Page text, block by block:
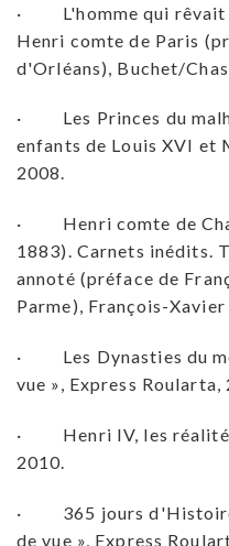
· L'homme qui rêvait
Henri comte de Paris
d'Orléans), Buchet/
· Les Princes du
enfants de Louis XVI
2008.
· Henri comte de
1883). Carnets inédits.
annoté (préface de
Parme), François-
· Les Dynasties du
vue », Express Roularta,
· Henri IV, les
2010.
· 365 jours d'Histoire
de vue », Express